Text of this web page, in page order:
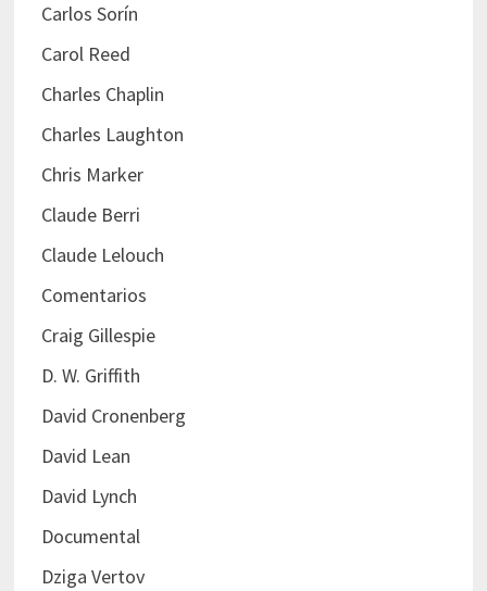
Carlos Sorín
Carol Reed
Charles Chaplin
Charles Laughton
Chris Marker
Claude Berri
Claude Lelouch
Comentarios
Craig Gillespie
D. W. Griffith
David Cronenberg
David Lean
David Lynch
Documental
Dziga Vertov